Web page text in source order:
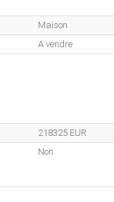
Maison
A vendre
218325 EUR
Non